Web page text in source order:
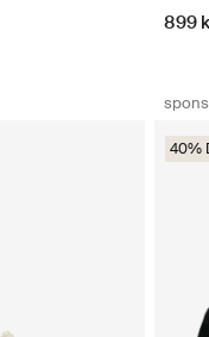
899
40%